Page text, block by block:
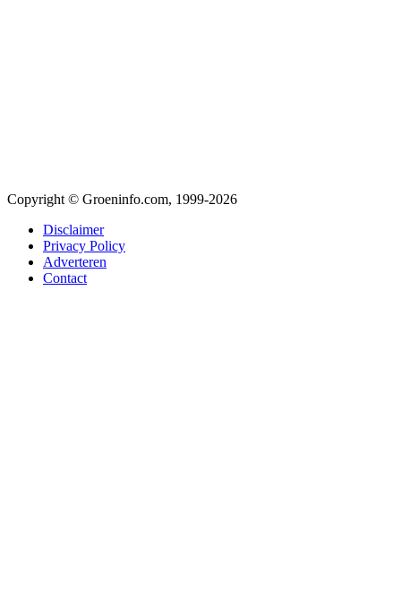
Copyright © Groeninfo.com, 1999-2026
Disclaimer
Privacy Policy
Adverteren
Contact